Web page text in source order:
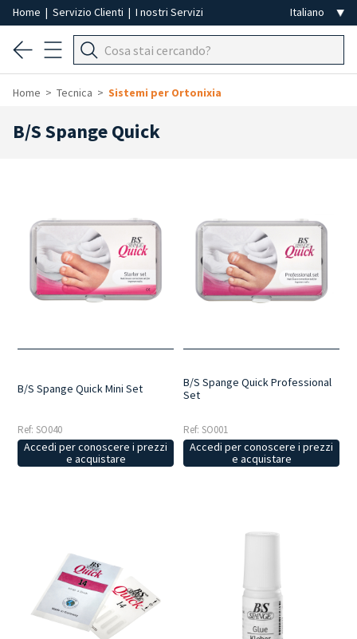
Home | Servizio Clienti | I nostri Servizi
Home Tecnica Sistemi per Ortonixia
B/S Spange Quick
B/S Spange Quick Mini Set
Ref: SO040
Accedi per conoscere i prezzi
e acquistare
B/S Spange Quick Professional
Set
Ref: SO001
Accedi per conoscere i prezzi
e acquistare